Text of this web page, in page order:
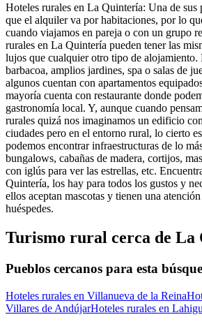
Hoteles rurales en La Quintería: Una de sus
que el alquiler va por habitaciones, por lo
cuando viajamos en pareja o con un grupo
rurales en La Quintería pueden tener las
lujos que cualquier otro tipo de alojamiento.
barbacoa, amplios jardines, spa o salas de
algunos cuentan con apartamentos
mayoría cuenta con restaurante donde
gastronomía local. Y, aunque cuando
rurales quizá nos imaginamos un edificio
ciudades pero en el entorno rural, lo cierto
podemos encontrar infraestructuras de lo
bungalows, cabañas de madera, cortijos,
con iglús para ver las estrellas, etc.
Quintería, los hay para todos los gustos y
ellos aceptan mascotas y tienen una
huéspedes.
Turismo rural cerca de La
Pueblos cercanos para esta
Hoteles rurales en Villanueva de la Reina
Villares de AndújarHoteles rurales en